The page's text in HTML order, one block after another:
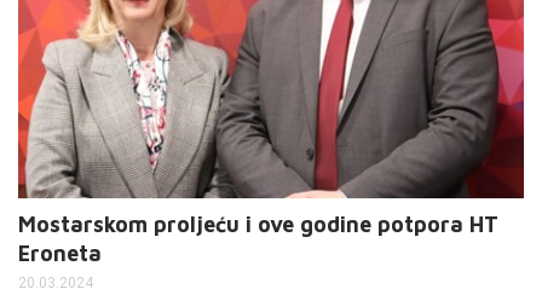
Mostarskom proljeću i ove godine potpora HT
Eroneta
20.03.2024